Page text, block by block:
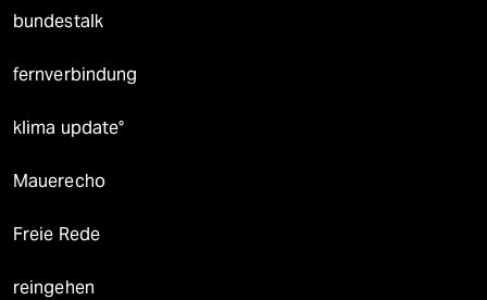
bundestalk
fernverbindung
klima update°
Mauerecho
Freie Rede
reingehen